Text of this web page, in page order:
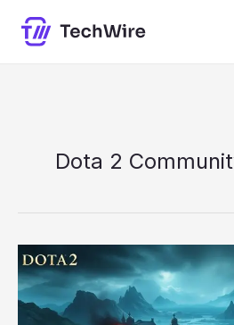
Inhalt
springen
Dota 2